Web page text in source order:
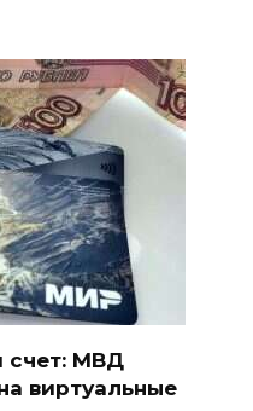
счет: МВД
виртуальные